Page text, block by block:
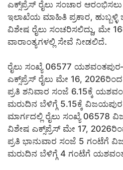
ಎಕ್ಸ್‌ಪ್ರೆಸ್ ರೈಲು ಸಂಚಾರ
ಇಲಾಖೆಯ ಮಾಹಿತಿ ಪ್ರಕಾರ,
ವಿಶೇಷ ರೈಲು ಸಂಚರಿಸಲಿದ್ದು, ಮೇ
ವಾರಾಂತ್ಯಗಳಲ್ಲಿ ಸೇವೆ ನೀಡಲಿದೆ.
ರೈಲು ಸಂಖ್ಯೆ 06577
ಎಕ್ಸ್‌ಪ್ರೆಸ್ ರೈಲು ಮೇ 16,
ಪ್ರತಿ ಶನಿವಾರ ಸಂಜೆ 6.15ಕ್ಕೆ
ಮರುದಿನ ಬೆಳಿಗ್ಗೆ 5.15ಕ್ಕೆ
ಮಾರ್ಗದಲ್ಲಿ ರೈಲು ಸಂಖ್ಯೆ
ವಿಶೇಷ ಎಕ್ಸ್‌ಪ್ರೆಸ್ ಮೇ 17,
ಪ್ರತಿ ಭಾನುವಾರ ಸಂಜೆ 5 ಗಂಟೆಗೆ
ಮರುದಿನ ಬೆಳಿಗ್ಗೆ 4 ಗಂಟೆಗೆ